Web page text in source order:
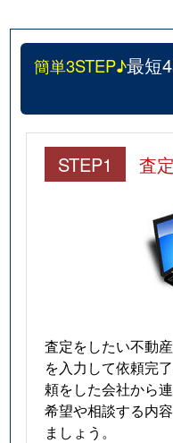
簡単3STEP♪最短
STEP1 査
査定をしたい不動
を入力して依頼完
頼をした会社から連
希望や相談する内
ましょう。